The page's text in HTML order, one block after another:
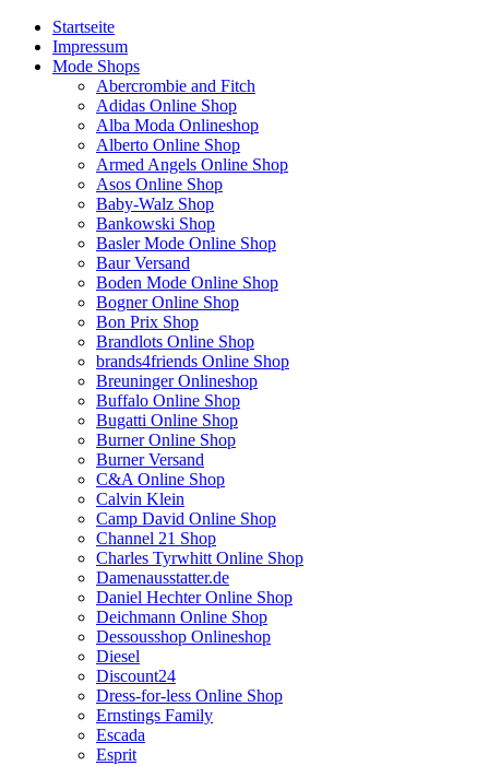
Startseite
Impressum
Mode Shops
Abercrombie and Fitch
Adidas Online Shop
Alba Moda Onlineshop
Alberto Online Shop
Armed Angels Online Shop
Asos Online Shop
Baby-Walz Shop
Bankowski Shop
Basler Mode Online Shop
Baur Versand
Boden Mode Online Shop
Bogner Online Shop
Bon Prix Shop
Brandlots Online Shop
brands4friends Online Shop
Breuninger Onlineshop
Buffalo Online Shop
Bugatti Online Shop
Burner Online Shop
Burner Versand
C&A Online Shop
Calvin Klein
Camp David Online Shop
Channel 21 Shop
Charles Tyrwhitt Online Shop
Damenausstatter.de
Daniel Hechter Online Shop
Deichmann Online Shop
Dessousshop Onlineshop
Diesel
Discount24
Dress-for-less Online Shop
Ernstings Family
Escada
Esprit